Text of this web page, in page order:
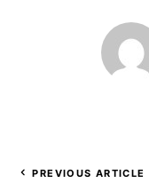
PREVIOUS ARTICLE